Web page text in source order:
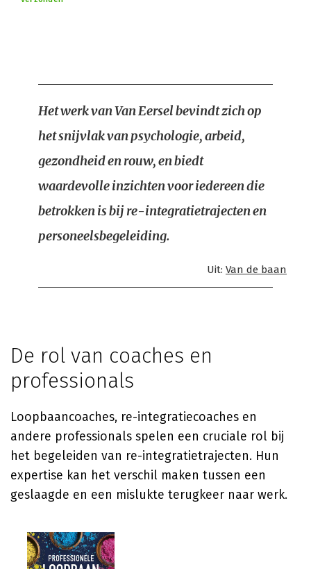
Het werk van Van Eersel bevindt zich op
het snijvlak van psychologie, arbeid,
gezondheid en rouw, en biedt
waardevolle inzichten voor iedereen die
betrokken is bij re-integratietrajecten en
personeelsbegeleiding.
Uit: Van de baan
De rol van coaches en
professionals
Loopbaancoaches, re-integratiecoaches en
andere professionals spelen een cruciale rol bij
het begeleiden van re-integratietrajecten. Hun
expertise kan het verschil maken tussen een
geslaagde en een mislukte terugkeer naar werk.